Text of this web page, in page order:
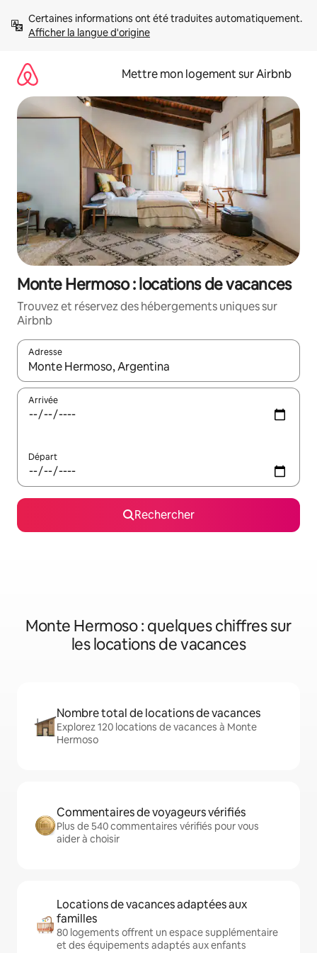
directement
Afficher la langue d'origine
Mettre mon logement sur Airbnb
Monte Hermoso : locations de vacances
Trouvez et réservez des hébergements uniques sur
Airbnb
Adresse
Lorsque les résultats s'affichent, utilisez les flèches vers le
Arrivée
Départ
Rechercher
Monte Hermoso : quelques chiffres sur
les locations de vacances
Nombre total de locations de vacances
Explorez 120 locations de vacances à Monte
Hermoso
Commentaires de voyageurs vérifiés
Plus de 540 commentaires vérifiés pour vous
aider à choisir
Locations de vacances adaptées aux
familles
80 logements offrent un espace supplémentaire
et des équipements adaptés aux enfants